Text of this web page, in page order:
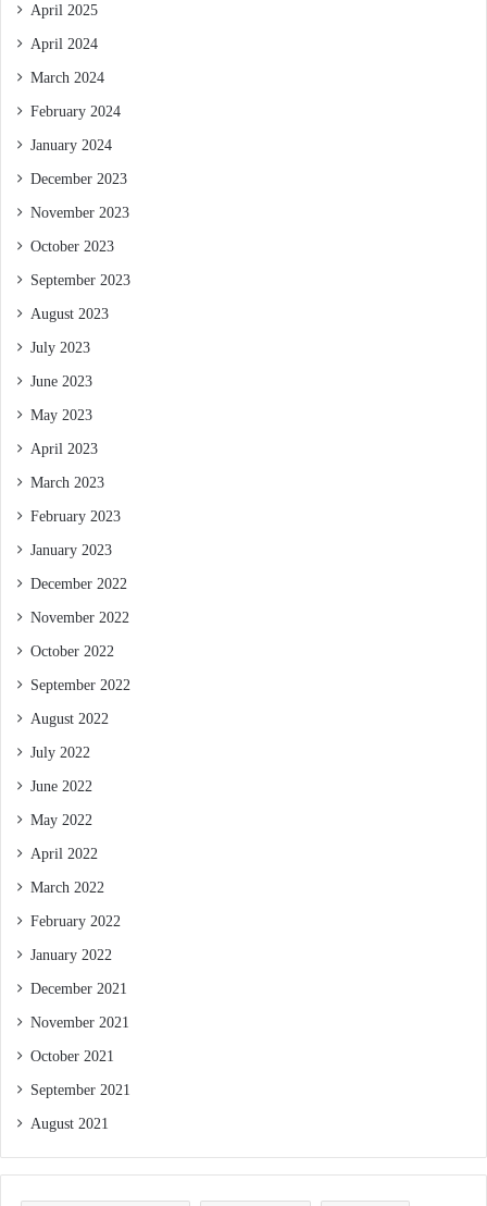
April 2025
April 2024
March 2024
February 2024
January 2024
December 2023
November 2023
October 2023
September 2023
August 2023
July 2023
June 2023
May 2023
April 2023
March 2023
February 2023
January 2023
December 2022
November 2022
October 2022
September 2022
August 2022
July 2022
June 2022
May 2022
April 2022
March 2022
February 2022
January 2022
December 2021
November 2021
October 2021
September 2021
August 2021